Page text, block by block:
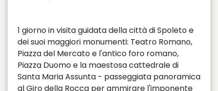
1 giorno in visita guidata della città di Spoleto e
dei suoi maggiori monumenti: Teatro Romano,
Piazza del Mercato e l'antico foro romano,
Piazza Duomo e la maestosa cattedrale di
Santa Maria Assunta - passeggiata panoramica
al Giro della Rocca per ammirare l'imponente